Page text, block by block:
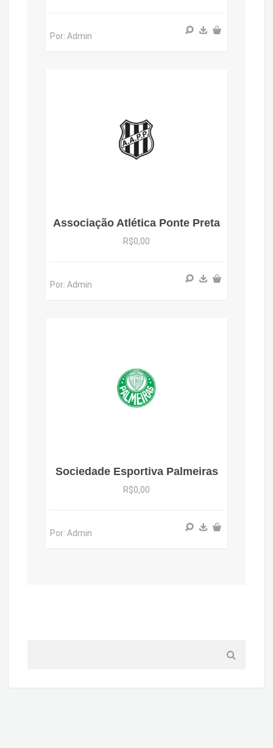
Por: Admin
Associação Atlética Ponte Preta
R$0,00
Por: Admin
Sociedade Esportiva Palmeiras
R$0,00
Por: Admin